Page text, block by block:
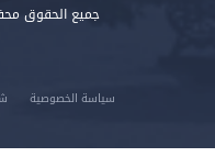
جميع الحقوق
سياسة الخصوصية